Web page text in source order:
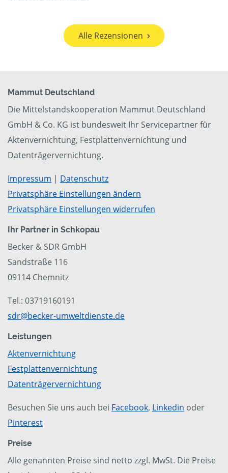
Alle Rezensionen
Mammut Deutschland
Die Mittelstandskooperation Mammut Deutschland
GmbH & Co. KG ist bundesweit Ihr Servicepartner für
Aktenvernichtung, Festplattenvernichtung und
Datenträgervernichtung.
Impressum | Datenschutz
Privatsphäre Einstellungen ändern
Privatsphäre Einstellungen widerrufen
Ihr Partner in Schkopau
Becker & SDR GmbH
Sandstraße 116
09114 Chemnitz
Tel.: 03719160191
sdr@becker-umweltdienste.de
Leistungen
Aktenvernichtung
Festplattenvernichtung
Datenträgervernichtung
Besuchen Sie uns auch bei Facebook, Linkedin oder
Pinterest
Preise
Alle genannten Preise sind netto zzgl. MwSt. Die Preise